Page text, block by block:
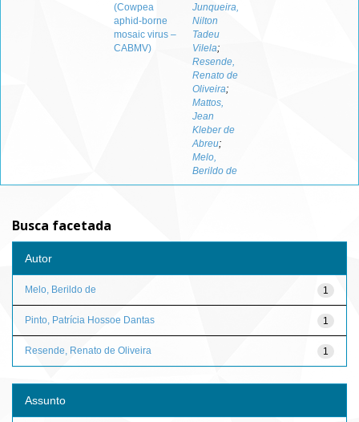
(Cowpea
aphid-borne
mosaic virus –
CABMV)
Junqueira,
Nilton
Tadeu
Vilela;
Resende,
Renato de
Oliveira;
Mattos,
Jean
Kleber de
Abreu;
Melo,
Berildo de
Busca facetada
Autor
1
Melo, Berildo de
1
Pinto, Patrícia Hossoe Dantas
1
Resende, Renato de Oliveira
Assunto